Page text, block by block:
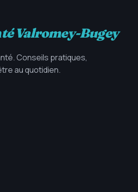
Valromey-Bugey
Conseils pratiques,
au quotidien.